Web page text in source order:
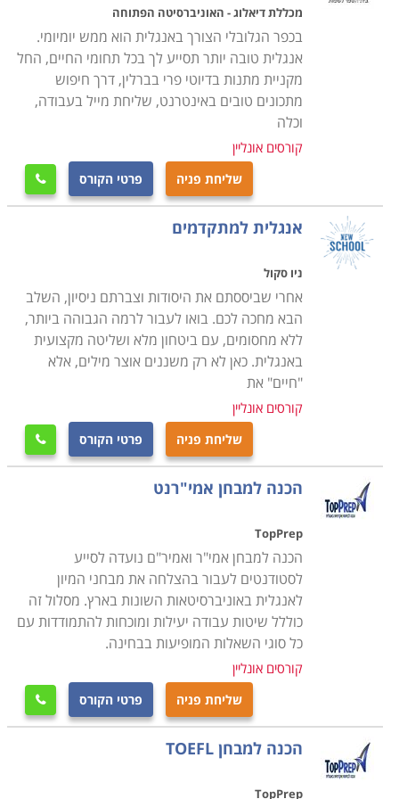
כישורי הלשון ושיפור המיומנויות בכל שלב כדאי להירשם
לקורס. בתי ספר שמציעים לימודי אנגלית אפשר למצוא בכל
רחבי הארץ. רשתות הלימוד הגדולות מפעילות סניפים
במרכזי הערים הגדולות בפריסה ארצית.
הצעד הראשון לקראת הלימודים מתחיל בבחירת קורס
אנגלית מתאים. בבתי הספר הגדולים אפשר יהיה למצוא
מבחר רמות לימוד, תחומים ושיטות לימוד. המבחן הראשוני
מאפשר לכל אחד להשתלב בקבוצה שמתאימה בדיוק לרמה
הנוכחית שלו. ההתאמה חיונית למניעת שעמום של
תלמידים מתקדמים בכיתות המתחילים או מצוקה של
מתחילים בכיתת מתקדמים
בבתי הספר הגדולים ללימוד אנגלית פועלות עשרות כיתות
לימוד במקביל. המדריכים והצוות המקצועי של בית הספר
מנהלים את כל התקשורת עם התלמידים בשפה. המבחר
הגדול בענף מאפשר לכל אחד למצוא לעצמו קורס שעונה
על הצרכים האישיים שלו. ברשימת הקורסים הפופולריים
ביותר אפשר למצוא:קורס מתחילים, קורס מתקדמים, קורסי
לימוד למבוגרים
עבודה באנגלית.
מכללת דיאלוג - האוניברסיטה הפתוחה
בכפר הגלובלי הצורך באנגלית הוא ממש יומיומי.
אנגלית טובה יותר תסייע לך בכל תחומי החיים, החל
מקניית מתנות בדיוטי פרי בברלין, דרך חיפוש
מתכונים טובים באינטרנט, שליחת מייל בעבודה,
וכלה
קורסים אונליין
שליחת פניה פרטי הקורס 
אנגלית למתקדמים
ניו סקול
אחרי שביססתם את היסודות וצברתם ניסיון, השלב
הבא מחכה לכם. בואו לעבור לרמה הגבוהה ביותר,
ללא מחסומים, עם ביטחון מלא ושליטה מקצועית
באנגלית. כאן לא רק משננים אוצר מילים, אלא
"חיים" את
קורסים אונליין
שליחת פניה פרטי הקורס 
הכנה למבחן אמי"רנט
TopPrep
הכנה למבחן אמי"ר ואמיר"ם נועדה לסייע
לסטודנטים לעבור בהצלחה את מבחני המיון
לאנגלית באוניברסיטאות השונות בארץ. מסלול זה
כוללל שיטות עבודה יעילות ומוכחות להתמודדות עם
כל סוגי השאלות המופיעות בבחינה.
קורסים אונליין
שליחת פניה פרטי הקורס 
הכנה למבחן TOEFL
TopPrep